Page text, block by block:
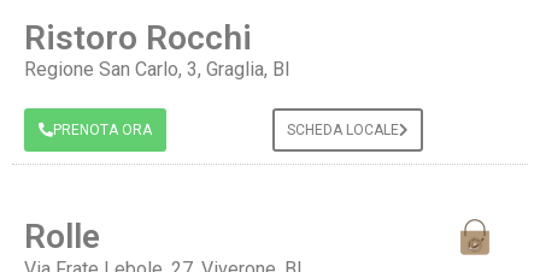
Ristoro Rocchi
Regione San Carlo, 3, Graglia, BI
PRENOTA ORA SCHEDA LOCALE
Rolle